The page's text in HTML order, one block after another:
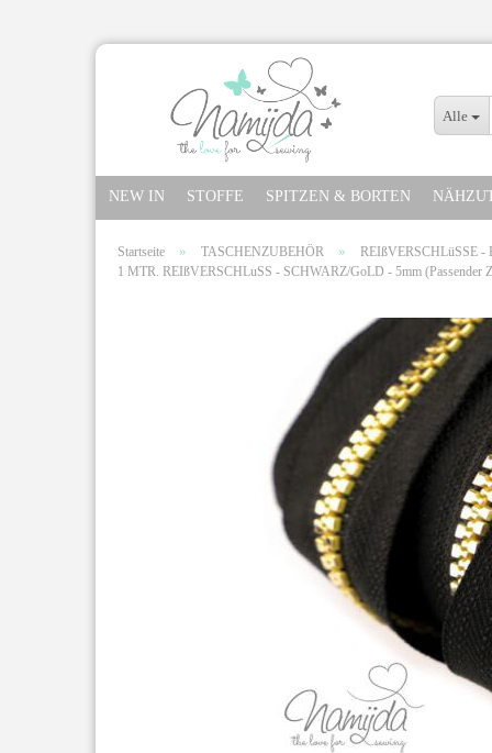
Alle
NEW IN STOFFE SPITZEN & BORTEN
Startseite » TASCHENZUBEHÖR »
REIßVERSCHLüSSE -
1 MTR. REIßVERSCHLuSS - SCHWARZ/GoLD - 5mm (Passender